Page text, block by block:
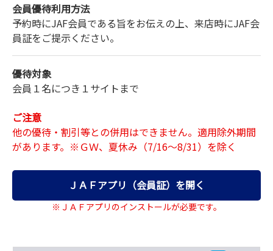
会員優待利用方法
予約時にJAF会員である旨をお伝えの上、来店時にJAF会
員証をご提示ください。
優待対象
会員１名につき１サイトまで
ご注意
他の優待・割引等との併用はできません。適用除外期間
があります。※ＧＷ、夏休み（7/16〜8/31）を除く
ＪＡＦアプリ（会員証）を開く
※ＪＡＦアプリのインストールが必要です。